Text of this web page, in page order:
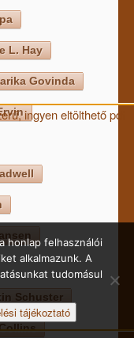
L. Hay
Govinda
Schuster
ingyen eltölthető pdf
honlap felhasználói
alkalmazunk. A
tudomásul
tájékoztató